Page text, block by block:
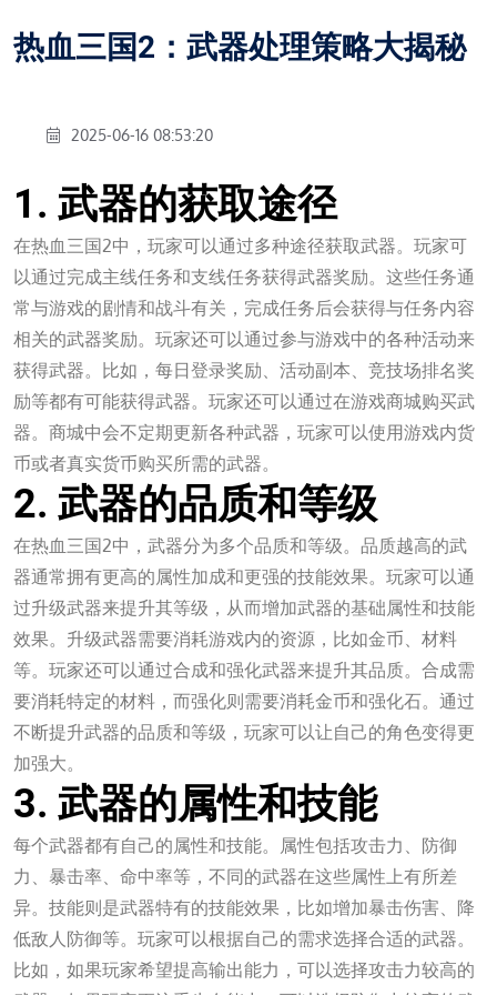
热血三国2：武器处理策略大揭秘
2025-06-16 08:53:20
1. 武器的获取途径
在热血三国2中，玩家可以通过多种途径获取武器。玩家可
以通过完成主线任务和支线任务获得武器奖励。这些任务通
常与游戏的剧情和战斗有关，完成任务后会获得与任务内容
相关的武器奖励。玩家还可以通过参与游戏中的各种活动来
获得武器。比如，每日登录奖励、活动副本、竞技场排名奖
励等都有可能获得武器。玩家还可以通过在游戏商城购买武
器。商城中会不定期更新各种武器，玩家可以使用游戏内货
币或者真实货币购买所需的武器。
2. 武器的品质和等级
在热血三国2中，武器分为多个品质和等级。品质越高的武
器通常拥有更高的属性加成和更强的技能效果。玩家可以通
过升级武器来提升其等级，从而增加武器的基础属性和技能
效果。升级武器需要消耗游戏内的资源，比如金币、材料
等。玩家还可以通过合成和强化武器来提升其品质。合成需
要消耗特定的材料，而强化则需要消耗金币和强化石。通过
不断提升武器的品质和等级，玩家可以让自己的角色变得更
加强大。
3. 武器的属性和技能
每个武器都有自己的属性和技能。属性包括攻击力、防御
力、暴击率、命中率等，不同的武器在这些属性上有所差
异。技能则是武器特有的技能效果，比如增加暴击伤害、降
低敌人防御等。玩家可以根据自己的需求选择合适的武器。
比如，如果玩家希望提高输出能力，可以选择攻击力较高的